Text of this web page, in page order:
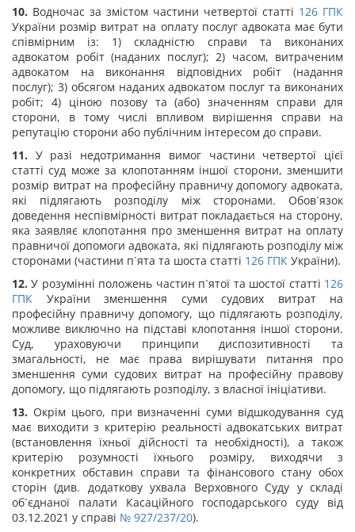
10. Водночас за змістом частини четвертої статті 126 ГПК
України розмір витрат на оплату послуг адвоката має бути
співмірним із: 1) складністю справи та виконаних
адвокатом робіт (наданих послуг); 2) часом, витраченим
адвокатом на виконання відповідних робіт (надання
послуг); 3) обсягом наданих адвокатом послуг та виконаних
робіт; 4) ціною позову та (або) значенням справи для
сторони, в тому числі впливом вирішення справи на
репутацію сторони або публічним інтересом до справи.
11. У разі недотримання вимог частини четвертої цієї
статті суд може за клопотанням іншої сторони, зменшити
розмір витрат на професійну правничу допомогу адвоката,
які підлягають розподілу між сторонами. Обов`язок
доведення неспівмірності витрат покладається на сторону,
яка заявляє клопотання про зменшення витрат на оплату
правничої допомоги адвоката, які підлягають розподілу між
сторонами (частини п`ята та шоста статті 126 ГПК України).
12.У розумінні положень частин п`ятої та шостої статті 126
ГПК України зменшення суми судових витрат на
професійну правничу допомогу, що підлягають розподілу,
можливе виключно на підставі клопотання іншої сторони.
Суд, ураховуючи принципи диспозитивності та
змагальності, не має права вирішувати питання про
зменшення суми судових витрат на професійну правову
допомогу, що підлягають розподілу, з власної ініціативи.
13. Окрім цього, при визначенні суми відшкодування суд
має виходити з критерію реальності адвокатських витрат
(встановлення їхньої дійсності та необхідності), а також
критерію розумності їхнього розміру, виходячи з
конкретних обставин справи та фінансового стану обох
сторін (див. додаткову ухвала Верховного Суду у складі
об`єднаної палати Касаційного господарського суду від
03.12.2021 у справі № 927/237/20).